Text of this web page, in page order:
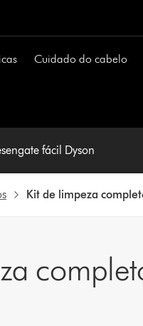
Cuidado do cabelo
fácil Dyson
Kit de limpeza